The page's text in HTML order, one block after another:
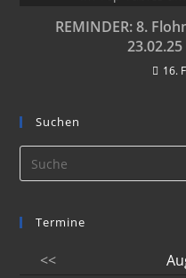
REMINDER: 8.
16.
Suchen
Termine
<<